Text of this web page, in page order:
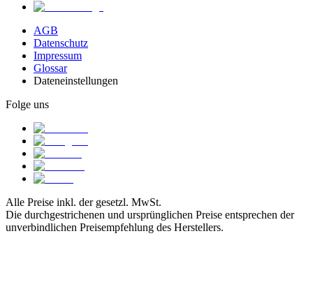
AGB
Datenschutz
Impressum
Glossar
Dateneinstellungen
Folge uns
Alle Preise inkl. der gesetzl. MwSt.
Die durchgestrichenen und ursprünglichen Preise entsprechen der
unverbindlichen Preisempfehlung des Herstellers.